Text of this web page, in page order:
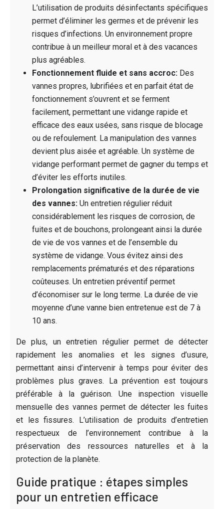
L’utilisation de produits désinfectants spécifiques
permet d’éliminer les germes et de prévenir les
risques d’infections. Un environnement propre
contribue à un meilleur moral et à des vacances
plus agréables.
Fonctionnement fluide et sans accroc: Des
vannes propres, lubrifiées et en parfait état de
fonctionnement s’ouvrent et se ferment
facilement, permettant une vidange rapide et
efficace des eaux usées, sans risque de blocage
ou de refoulement. La manipulation des vannes
devient plus aisée et agréable. Un système de
vidange performant permet de gagner du temps et
d’éviter les efforts inutiles.
Prolongation significative de la durée de vie
des vannes: Un entretien régulier réduit
considérablement les risques de corrosion, de
fuites et de bouchons, prolongeant ainsi la durée
de vie de vos vannes et de l’ensemble du
système de vidange. Vous évitez ainsi des
remplacements prématurés et des réparations
coûteuses. Un entretien préventif permet
d’économiser sur le long terme. La durée de vie
moyenne d’une vanne bien entretenue est de 7 à
10 ans.
De plus, un entretien régulier permet de détecter
rapidement les anomalies et les signes d’usure,
permettant ainsi d’intervenir à temps pour éviter des
problèmes plus graves. La prévention est toujours
préférable à la guérison. Une inspection visuelle
mensuelle des vannes permet de détecter les fuites
et les fissures. L’utilisation de produits d’entretien
respectueux de l’environnement contribue à la
préservation des ressources naturelles et à la
protection de la planète.
Guide pratique : étapes simples
pour un entretien efficace